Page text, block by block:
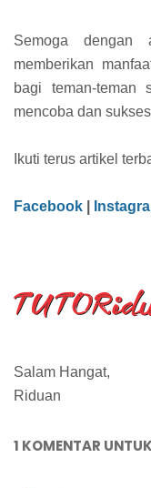
Semoga dengan
memberikan
bagi teman-teman
mencoba dan
Ikuti terus artikel
Facebook
Salam Hangat,
Riduan
1 KOMENTAR